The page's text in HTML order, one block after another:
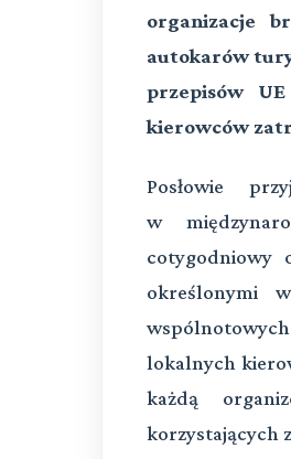
organizacje
autokarów
przepisów
kierowców
Posłowie
w
cotygodniowy
określonymi
lokalnych
każdą
korzystających